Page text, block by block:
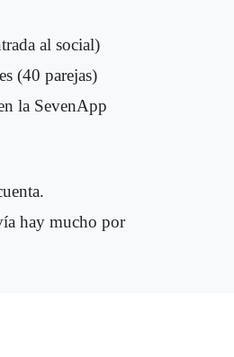
al social)
(40 parejas)
la SevenApp
hay mucho por